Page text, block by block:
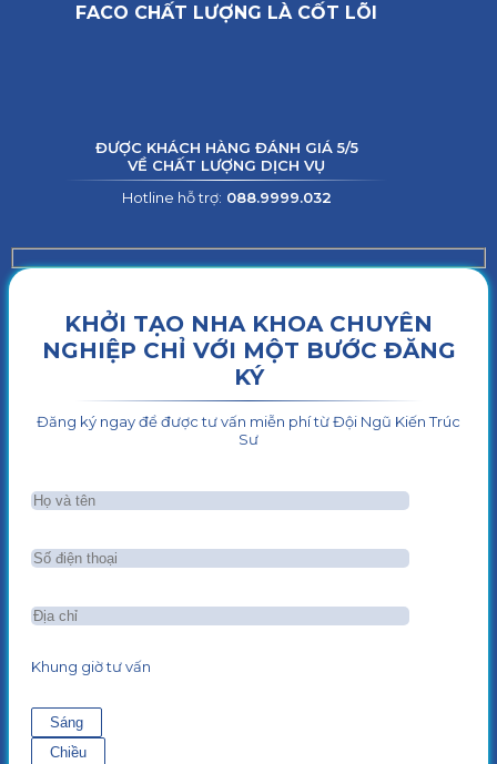
FACO CHẤT LƯỢNG LÀ CỐT LÕI
ĐƯỢC KHÁCH HÀNG ĐÁNH GIÁ 5/5
VỀ CHẤT LƯỢNG DỊCH VỤ
Hotline hỗ trợ: 088.9999.032
KHỞI TẠO NHA KHOA CHUYÊN
NGHIỆP CHỈ VỚI MỘT BƯỚC ĐĂNG
KÝ
Đăng ký ngay để được tư vấn miễn phí từ Đội Ngũ Kiến Trúc
Sư
Khung giờ tư vấn
Sáng
Chiều